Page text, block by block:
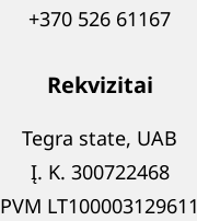
+370 526 61167
Rekvizitai
Tegra state, UAB
Į. K. 300722468
PVM LT100003129611